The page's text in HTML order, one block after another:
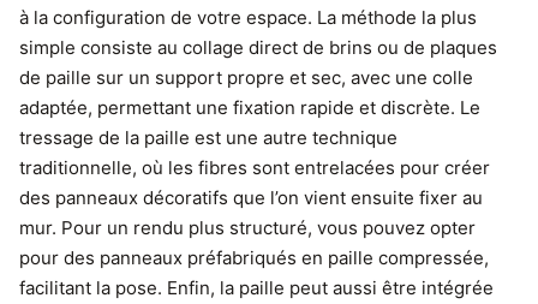
à la configuration de votre espace. La méthode la plus
simple consiste au collage direct de brins ou de plaques
de paille sur un support propre et sec, avec une colle
adaptée, permettant une fixation rapide et discrète. Le
tressage de la paille est une autre technique
traditionnelle, où les fibres sont entrelacées pour créer
des panneaux décoratifs que l’on vient ensuite fixer au
mur. Pour un rendu plus structuré, vous pouvez opter
pour des panneaux préfabriqués en paille compressée,
facilitant la pose. Enfin, la paille peut aussi être intégrée